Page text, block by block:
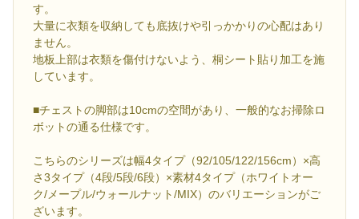
す。
大量に衣類を収納しても底抜けや引っかかりの心配はあり
ません。
地板上部は衣類を傷付けないよう、桐シート貼り加工を施
しています。
■チェストの脚部は10cmの空間があり、一般的なお掃除ロ
ボットの通る仕様です。
こちらのシリーズは幅4タイプ（92/105/122/156cm）×高
さ3タイプ（4段/5段/6段）×素材4タイプ（ホワイトオー
ク/メープル/ウォールナット/MIX）のバリエーションがご
ざいます。